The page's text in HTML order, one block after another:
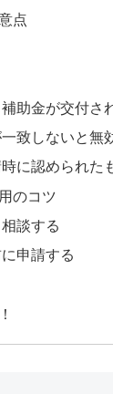
点
助金が交付さ
致しないと無
に認められた
のコツ
談する
申請する